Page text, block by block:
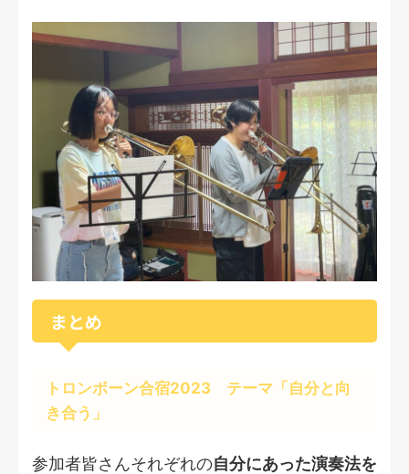
まとめ
トロンボーン合宿2023 テーマ「自分と向
き合う」
参加者皆さんそれぞれの自分にあった演奏法を